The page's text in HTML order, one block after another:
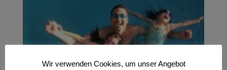
Wir verwenden Cookies, um unser Angebot